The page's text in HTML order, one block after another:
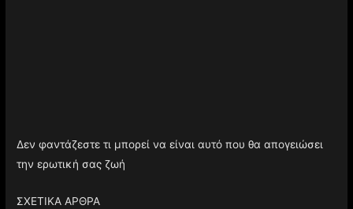
Δεν φαντάζεστε τι μπορεί να είναι αυτό που θα απογειώσει
την ερωτική σας ζωή
ΣΧΕΤΙΚΑ ΑΡΘΡΑ